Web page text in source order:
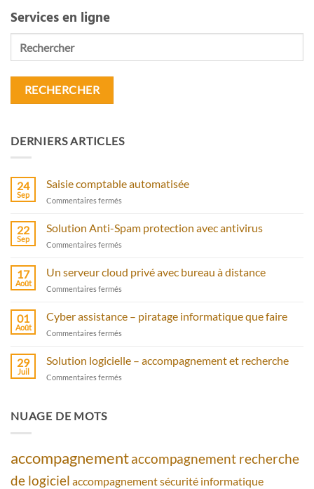
Services en ligne
DERNIERS ARTICLES
24
Sep
Saisie comptable automatisée
Commentaires fermés
automatisée
22
Sep
Solution Anti-Spam protection avec antivirus
Commentaires fermés
Anti-
Spam
protection
antivirus
17
Août
Un serveur cloud privé avec bureau à distance
Commentaires fermés
serveur
cloud
privé
bureau
01
Août
Cyber assistance – piratage informatique que faire
Commentaires fermés
assistance
piratage
29
Juil
Solution logicielle – accompagnement et recherche
Commentaires fermés
NUAGE DE MOTS
accompagnementaccompagnement recherche
de logiciel accompagnement sécurité informatique